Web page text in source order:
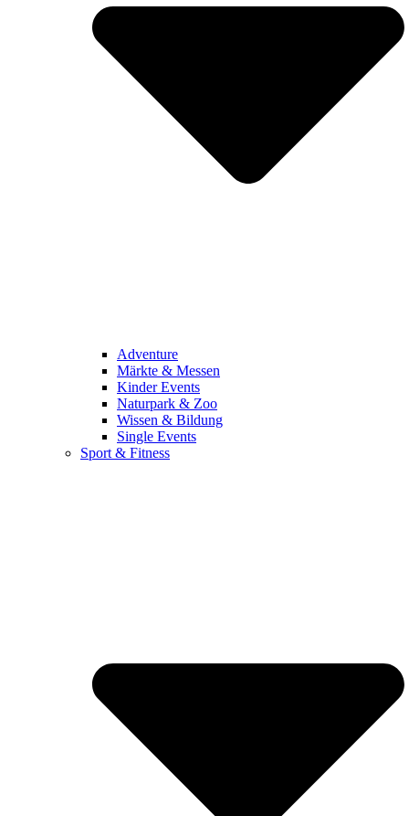
Adventure
Märkte & Messen
Kinder Events
Naturpark & Zoo
Wissen & Bildung
Single Events
Sport & Fitness